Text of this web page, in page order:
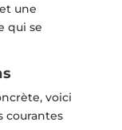
une
qui se
voici
courantes